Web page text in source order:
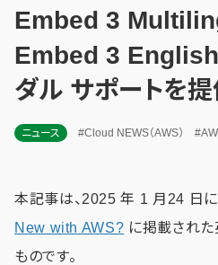
Embed 3
Embed 3 English
ダル サポートを
ニュース #Cloud NEWS（AWS）
本記事は、2025 年 1 月24 日
New with AWS? に掲載され
ものです。